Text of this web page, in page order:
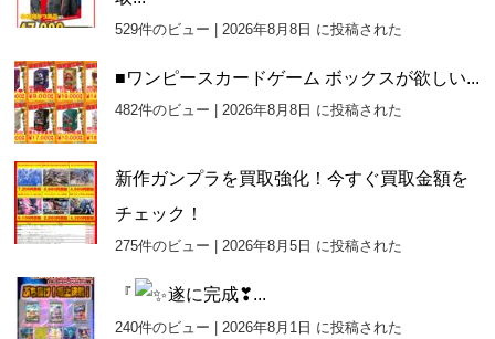
529件のビュー 2026年8月8日 に投稿された
■ワンピースカードゲーム ボックスが欲しい...
482件のビュー 2026年8月8日 に投稿された
新作ガンプラを買取強化！今すぐ買取金額を
チェック！
275件のビュー 2026年8月5日 に投稿された
『 遂に完成❣...
240件のビュー |2026年8月1日 に投稿された